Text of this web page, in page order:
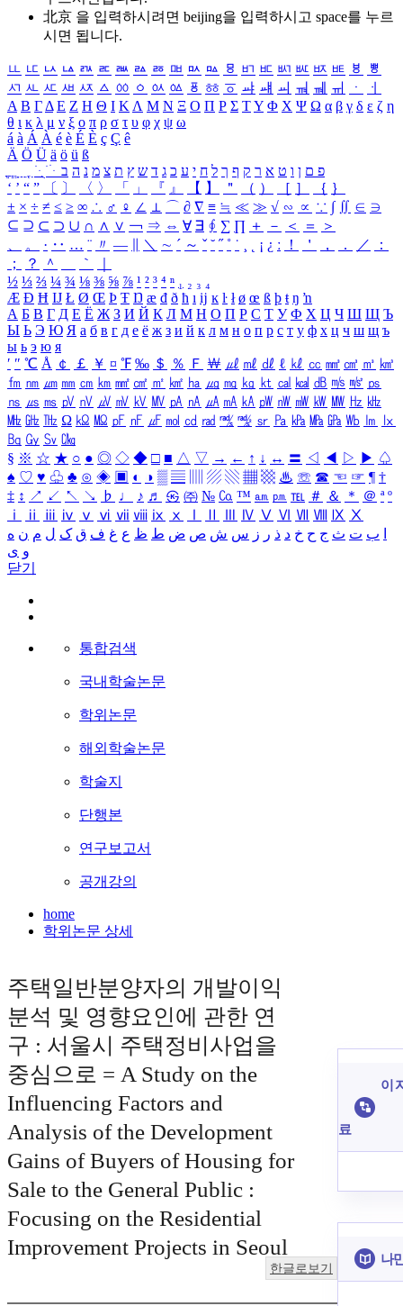
北京 을 입력하시려면 beijing을 입력하시고 space를 누르
시면 됩니다.
ㅥ ㅦ ㅧ ㅨ ㅩ ㅪ ㅫ ㅬ ㅭ ㅮ ㅯ ㅰ ㅱ ㅲ ㅳ ㅴ ㅵ ㅶ ㅷ ㅸ
ㅹ
ㅺ ㅻ ㅼ ㅽ ㅾ ㅿ ㆀ ㆁ ㆂ ㆃ ㆄ ㆅ ㆆ ㆇ ㆈ ㆉ ㆊ ㆋ ㆌ ㆍ
ㆎ
Α Β ΓΔ Ε Ζ Η Θ Ι ΚΛ Μ Ν Ξ Ο Π Ρ Σ ΤΥ Φ Χ Ψ Ω α β γ δ ε ζ η
θ ι κ λ μ ν ξ ο π ρ σ τ υ φ χ ψ ω
á à Á À é è É È ç Ç ê
Ä Ö Ü ä ö ü ß
ִֶֹ ֻּ ׁׂ פ ם ן ו ט א ר ק ף ך ל ח י ע כ ג ד ש ץ ת צ מ נ ה ב
‘ ’ “ ” 〔 〕 〈 〉 「 」 『 』 【 】 ＂ （ ） ［ ］ ｛ ｝
± × ÷ ≠ ≤ ≥ ∞ ∴ ♂ ♀ ∠ ⊥ ⌒ ∂ ∇ ≡ ≒ ≪ ≫ √ ∽ ∝ ∵ ∫ ∬ ∈ ∋
⊆ ⊇ ⊂ ⊃ ∪ ∩ ∧ ∨ ￢ ⇒ ⇔ ∀ ∃ ∮ ∑ ∏ ＋ － ＜ ＝
＞
、
。 · ‥ … ¨ 〃 ― ＼ ∼ ´ ～ ˇ ˘ ˝ ˚ ˙ ¸ ¡ ¿ ː ！ ＇ ， ． ／
：
；
？ ＾ ｀
½ ⅓ ⅔ ¼ ¾ ⅛ ⅜ ⅝ ⅞ ¹ ² ³ ⁴ ⁿ ₁ ₂ ₃ ₄
Æ Ð Ħ Ĳ Ł Ø Œ Þ Ŧ Ŋ æ đ ð ħ ı ĳ ĸ ŀ ł ø œ ß þ ŧ ŋ ŉ
А Б В Г Д Е Ё Ж З И Й К Л М Н О П Р С Т У Ф Х Ц Ч Ш Щ Ъ
Ы Ь Э Ю Я а б в г д е ё ж з и й к л м н о п р с т у ф х ц ч ш щ ъ
ы ь э ю я
′ ″ ℃ Å ￠ ￡ ￥ ¤ ℉ ‰ ＄ ％ Ｆ ￦ ㎕ ㎖ ㎗ ℓ ㎘ ㏄ ㎣ ㎤ ㎥ ㎦
㎙ ㎚ ㎛ ㎜ ㎝ ㎞ ㎟ ㎠ ㎡ ㎢ ㏊ ㎍ ㎎ ㎏ ㏏ ㎈ ㎉ ㏈ ㎧ ㎨ ㎰
㎱ ㎲ ㎳ ㎴ ㎵ ㎶ ㎷ ㎸ ㎹ ㎀ ㎁ ㎂ ㎃ ㎄ ㎺ ㎻ ㎽ ㎾ ㎿ ㎐ ㎑
㎒ ㎓ ㎔ Ω ㏀ ㏁ ㎊ ㎋ ㎌ ㏖ ㏅ ㎭ ㎮ ㎯ ㏛ ㎩ ㎪ ㎫ ㎬ ㏝ ㏐
㏓
㏃ ㏉ ㏜ ㏆
§ ※ ☆ ★ ○ ● ◎ ◇ ◆ □ ■ △ ▽ → ← ↑ ↓ ↔ 〓 ◁ ◀ ▷ ▶ ♤
♠ ♡ ♥ ♧ ♣ ⊙ ◈ ▣ ◐ ◑ ▒ ▤ ▨ ▧ ▦ ▩ ♨ ☏ ☎ ☜ ☞ ¶ †
‡ ↕ ↗ ↙ ↖ ↘ ♭ ♩ ♪ ♬ ㉿ ㈜ № ㏇ ™ ㏂ ㏘ ℡ ＃ ＆ ＊ ＠ ª º
ⅰ
ⅱ ⅲ ⅳ ⅴ ⅵ ⅶ ⅷ ⅸ ⅹ Ⅳ Ⅴ Ⅵ Ⅶ Ⅷ Ⅸ Ⅹ
ب ت ث ج ح خ د ذ ر ز س ش ص ض ط ظ ع غ ف ق ک ل م ن ه
و ی
닫기
통합검색
국내학술논문
학위논문
해외학술논문
학술지
단행본
연구보고서
공개강의
home
학위논문 상세
주택일반분양자의 개발이익
분석 및 영향요인에 관한 연
구 : 서울시 주택정비사업을
중심으로 = A Study on the
Influencing Factors and
Analysis of the Development
Gains of Buyers of Housing for
Sale to the General Public :
Focusing on the Residential
Improvement Projects in Seoul
한글로보기
이
료
나